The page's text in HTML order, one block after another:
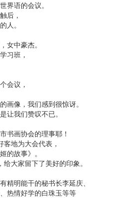
界语的会议。
后，
人。
女中豪杰。
习班，
会议，
画像，我们感到很惊讶。
让我们赞叹不已。
书画协会的理事耶！
地为大会代表，
的故事》。
大家留下了美好的印象。
精明能干的秘书长李延庆、
热情好学的白珠玉等等